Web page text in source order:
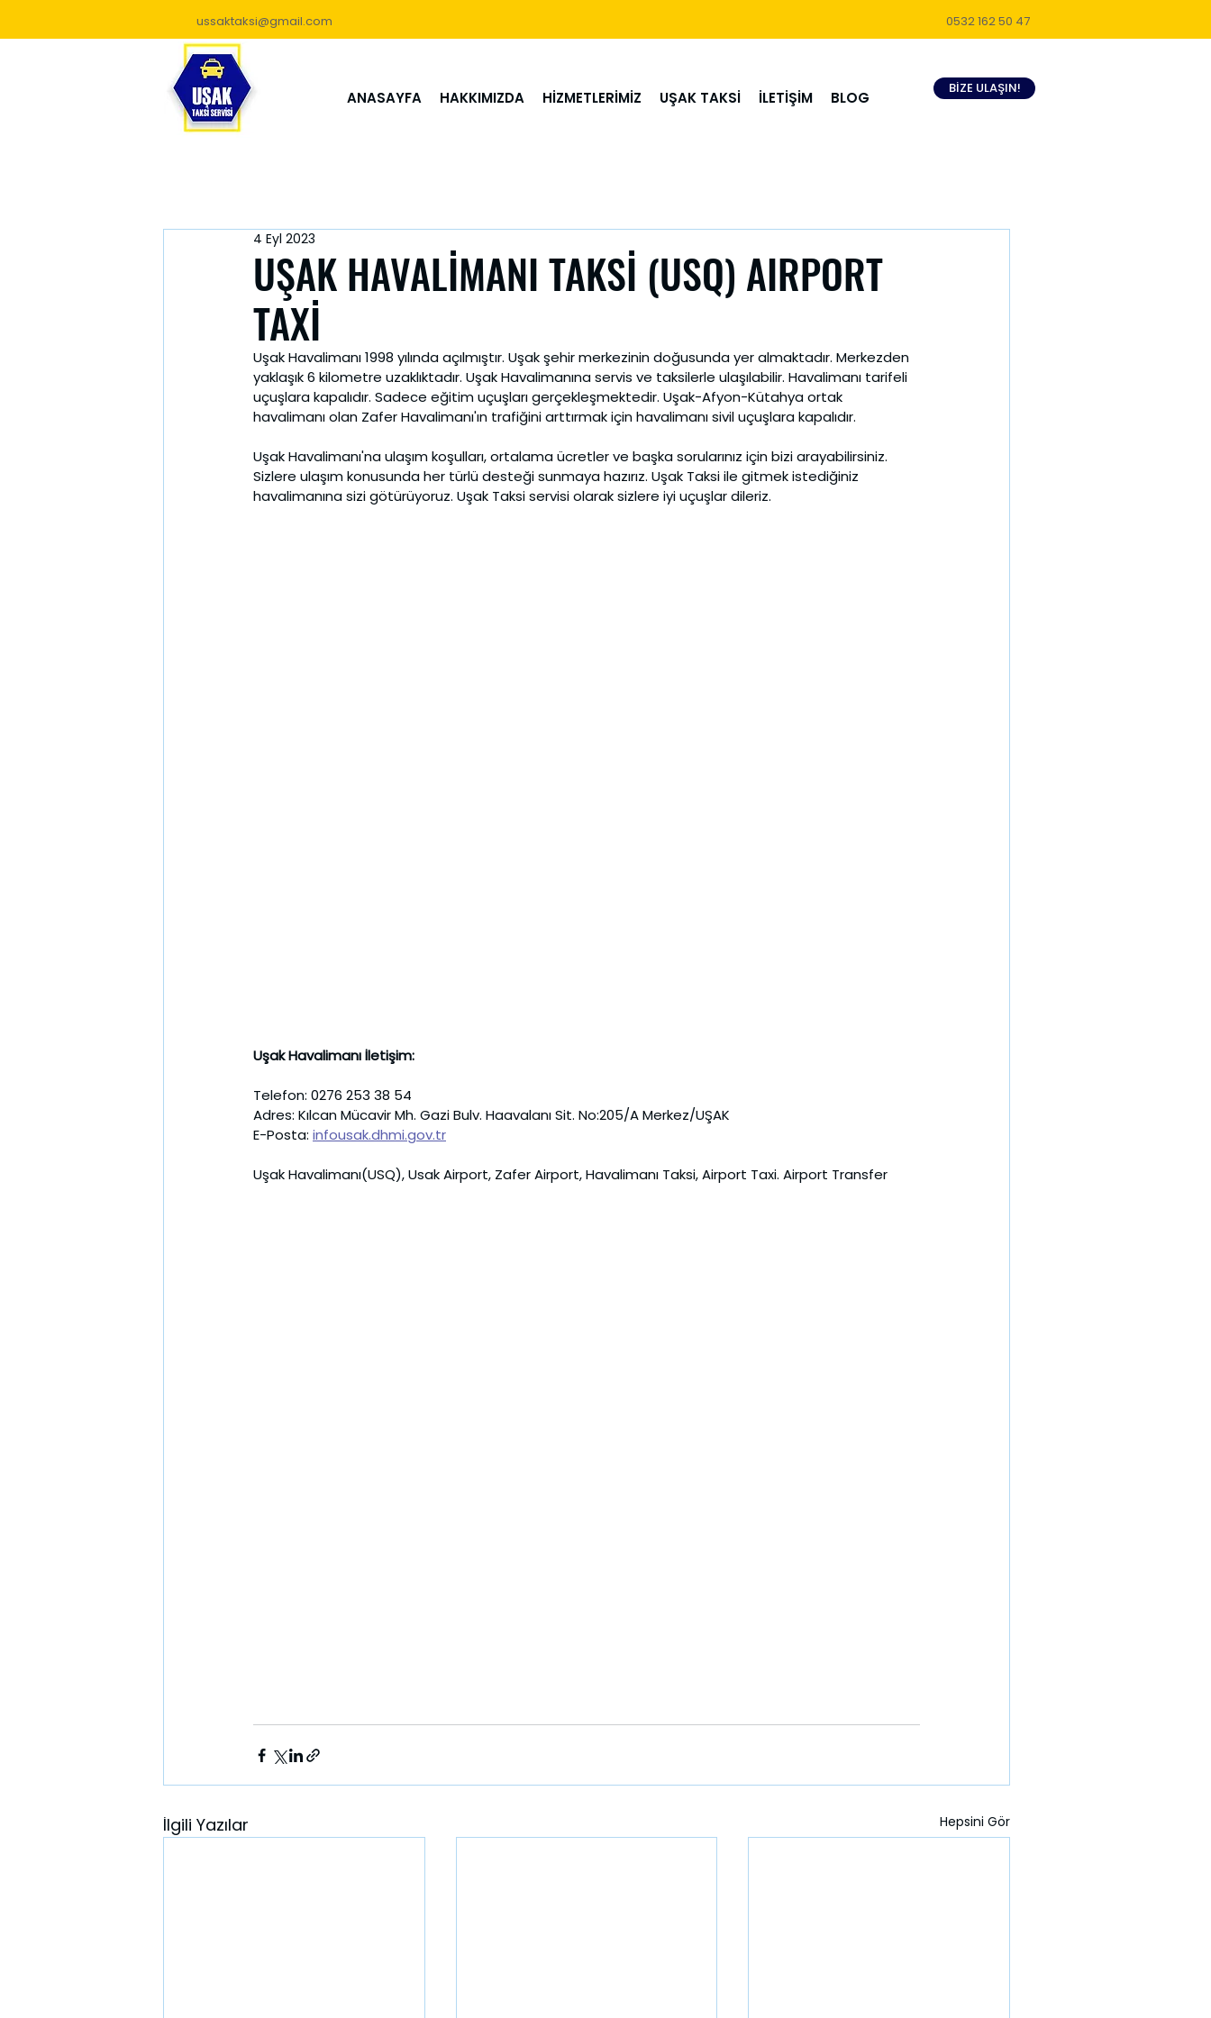
ussaktaksi@gmail.com 0532 162 50 47
ANASAYFA HAKKIMIZDA HİZMETLERİMİZ UŞAK TAKSİ İLETİŞİM BLOG
BİZE ULAŞIN!
UŞAK HAVALİMANI TAKSİ (USQ) AIRPORT
TAXİ
4 Eyl 2023
Uşak Havalimanı 1998 yılında açılmıştır. Uşak şehir merkezinin doğusunda yer almaktadır. Merkezden
yaklaşık 6 kilometre uzaklıktadır. Uşak Havalimanına servis ve taksilerle ulaşılabilir. Havalimanı tarifeli
uçuşlara kapalıdır. Sadece eğitim uçuşları gerçekleşmektedir. Uşak-Afyon-Kütahya ortak
havalimanı olan Zafer Havalimanı'ın trafiğini arttırmak için havalimanı sivil uçuşlara kapalıdır.
Uşak Havalimanı'na ulaşım koşulları, ortalama ücretler ve başka sorularınız için bizi arayabilirsiniz.
Sizlere ulaşım konusunda her türlü desteği sunmaya hazırız. Uşak Taksi ile gitmek istediğiniz
havalimanına sizi götürüyoruz. Uşak Taksi servisi olarak sizlere iyi uçuşlar dileriz.
Uşak Havalimanı İletişim:
Telefon: 0276 253 38 54
Adres: Kılcan Mücavir Mh. Gazi Bulv. Haavalanı Sit. No:205/A Merkez/UŞAK
E-Posta: infousak.dhmi.gov.tr
Uşak Havalimanı(USQ), Usak Airport, Zafer Airport, Havalimanı Taksi, Airport Taxi. Airport Transfer
İlgili Yazılar Hepsini Gör